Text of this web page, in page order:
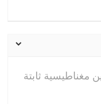
مغناطيسية ثابتة